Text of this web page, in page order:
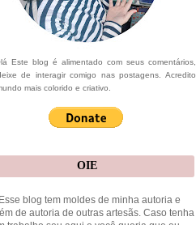
Este blog é alimentado com seus comentários,
de interagir comigo nas postagens. Acredito
mais colorido e criativo.
OIE
Esse blog tem moldes de minha autoria e
de autoria de outras artesãs. Caso tenha